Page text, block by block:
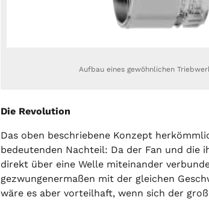
Aufbau eines gewöhnlichen
Die Revolution
Das oben beschriebene Konzept
bedeutenden Nachteil: Da der Fan und die
direkt über eine Welle miteinander
gezwungenermaßen mit der gleichen
wäre es aber vorteilhaft, wenn sich der